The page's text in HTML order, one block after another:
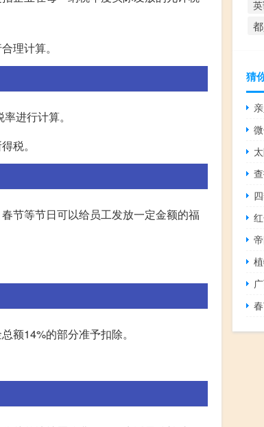
理计算。
进行计算。
税。
节等节日可以给员工发放一定金额的福
额14%的部分准予扣除。
猜